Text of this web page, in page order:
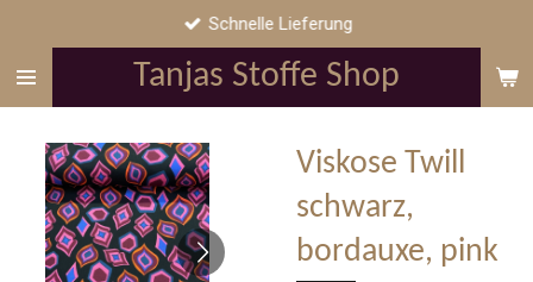
springen
Tanjas Stoffe Shop
Schnelle Lieferung
Viskose Twill
schwarz,
bordauxe, pink